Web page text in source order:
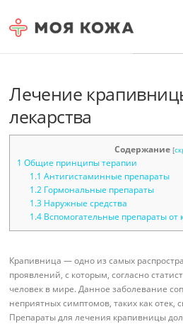
Лечение
лекарства
Содержание [
1 Общие принципы терапии
1.1 Антигистаминные препараты
1.2Гормональные препараты
1.3Наружные средства
1.4Вспомогательные препараты от
Крапивница — одно из самых
проявлений, с которым, согласно
человек в мире. Данное заболевание
неприятных симптомов, таких как отек,
Препараты для лечения крапивницы
Для